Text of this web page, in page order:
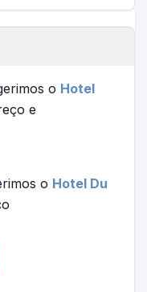
o Hotel
e
o Hotel Du